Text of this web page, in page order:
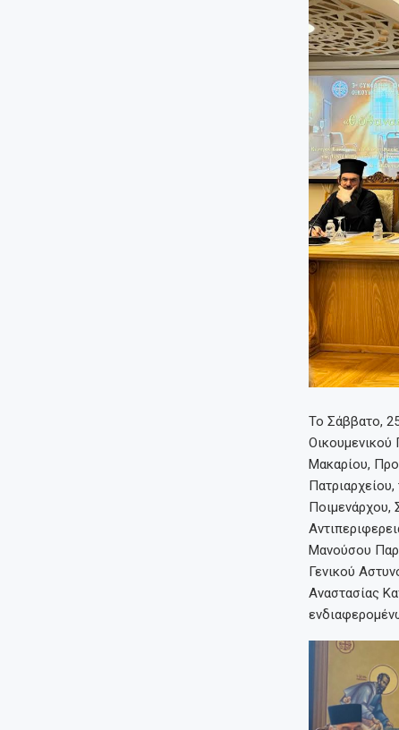
Το Σάββατο,
Οικουμενικού
Μακαρίου,
Ποιμενάρχου,
Μανούσου
Γενικού
Αναστασίας